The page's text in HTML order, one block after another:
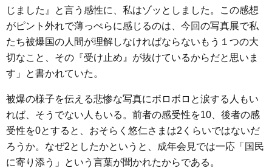
じました』と言う感性に、私はゾッとしました。この感想
がピント外れで薄っぺらに感じるのは、今回の写真展で私
たち被爆国の人間が理解しなければならないもう１つの大
切なこと、その『受け止め』が抜けているからだと思いま
す」と書かれていた。
被爆の様子を伝える悲惨な写真にボロボロと涙する人もい
れば、そうでない人もいる。前者の感受性を10、後者の感
受性を0とすると、おそらく悠仁さまは2くらいではないだ
ろうか。なぜ2としたかというと、成年会見では一応「国民
に寄り添う」という言葉が聞かれたからである。